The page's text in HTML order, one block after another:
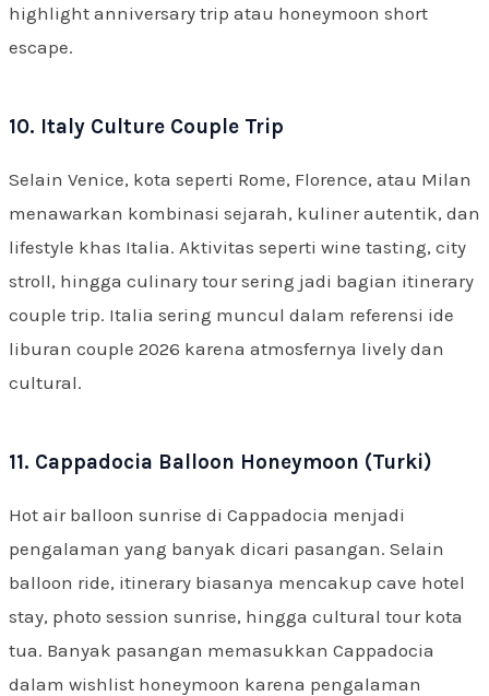
highlight anniversary trip atau honeymoon short
escape.
10. Italy Culture Couple Trip
Selain Venice, kota seperti Rome, Florence, atau Milan
menawarkan kombinasi sejarah, kuliner autentik, dan
lifestyle khas Italia. Aktivitas seperti wine tasting, city
stroll, hingga culinary tour sering jadi bagian itinerary
couple trip. Italia sering muncul dalam referensi ide
liburan couple 2026 karena atmosfernya lively dan
cultural.
11. Cappadocia Balloon Honeymoon (Turki)
Hot air balloon sunrise di Cappadocia menjadi
pengalaman yang banyak dicari pasangan. Selain
balloon ride, itinerary biasanya mencakup cave hotel
stay, photo session sunrise, hingga cultural tour kota
tua. Banyak pasangan memasukkan Cappadocia
dalam wishlist honeymoon karena pengalaman